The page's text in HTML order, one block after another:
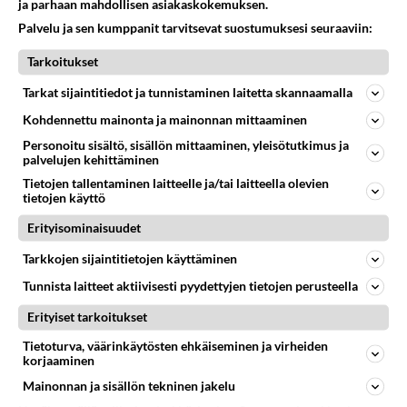
matemaattis-luonnontieteelliseen sitten;
ilmaisutaidon kanssa tulee kivaa siinä vaiheessa,
kun pitäisi päästä yliopistoon. Jos et ole lukenut
reaaliaineita, niin reaaliin on aika paha vastata, ja
yliopistoon pyrkiessä siitä saa pisteitä ja paljon.
Tietysti, jos ei halua yliopistoon vaan
tyhjäntoimittajaksi, niin omapa on ongelmansa...
Kommentoi aloitusta...
Ketjusta on poistettu0sääntöjenvastaista viestiä.
Takaisin ylös
LUETUIMMAT KESKUSTELUT
ja parhaan mahdollisen asiakaskokemuksen.
Palvelu ja sen kumppanit tarvitsevat suostumuksesi seuraaviin:
Tarkoitukset
Tarkat sijaintitiedot ja tunnistaminen laitetta skannaamalla
Kohdennettu mainonta ja mainonnan mittaaminen
Personoitu sisältö, sisällön mittaaminen, yleisötutkimus ja
palvelujen kehittäminen
Tietojen tallentaminen laitteelle ja/tai laitteella olevien
tietojen käyttö
Erityisominaisuudet
Tarkkojen sijaintitietojen käyttäminen
Tunnista laitteet aktiivisesti pyydettyjen tietojen perusteella
Erityiset tarkoitukset
Tietoturva, väärinkäytösten ehkäiseminen ja virheiden
korjaaminen
Mainonnan ja sisällön tekninen jakelu